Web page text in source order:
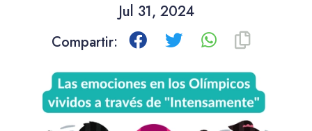
Jul 31, 2024
Compartir: